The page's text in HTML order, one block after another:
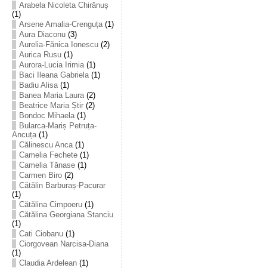
Arabela Nicoleta Chirănuș
(1)
Arsene Amalia-Crenguța(1)
Aura Diaconu(3)
Aurelia-Fănica Ionescu(2)
Aurica Rusu(1)
Aurora-Lucia Irimia(1)
Baci Ileana Gabriela(1)
Badiu Alisa(1)
Banea Maria Laura(2)
Beatrice Maria Știr(2)
Bondoc Mihaela(1)
Bularca-Mariș Petruța-
Ancuța(1)
Călinescu Anca(1)
Camelia Fechete(1)
Camelia Tănase(1)
Carmen Biro(2)
Cătălin Barburaș-Pacurar
(1)
Cătălina Cimpoeru(1)
Cătălina Georgiana Stanciu
(1)
Cati Ciobanu(1)
Ciorgovean Narcisa-Diana
(1)
Claudia Ardelean(1)